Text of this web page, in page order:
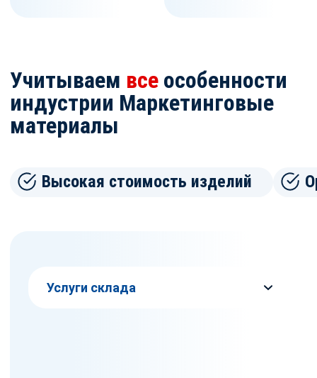
Учитываем все особенности
индустрии Маркетинговые
материалы
Высокая стоимость изделий